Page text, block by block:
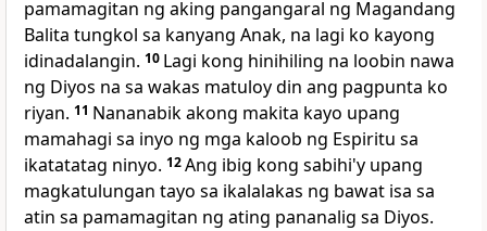
pamamagitan ng aking pangangaral ng Magandang
Balita tungkol sa kanyang Anak, na lagi ko kayong
idinadalangin. 10 Lagi kong hinihiling na loobin nawa
ng Diyos na sa wakas matuloy din ang pagpunta ko
riyan. 11 Nananabik akong makita kayo upang
mamahagi sa inyo ng mga kaloob ng Espiritu sa
ikatatatag ninyo. 12Ang ibig kong sabihi'y upang
magkatulungan tayo sa ikalalakas ng bawat isa sa
atin sa pamamagitan ng ating pananalig sa Diyos.